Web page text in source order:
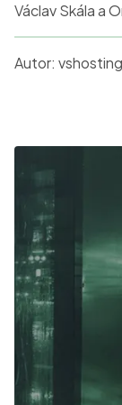
Václav Skála a
zkušenosti ze
shopů.
Autor: